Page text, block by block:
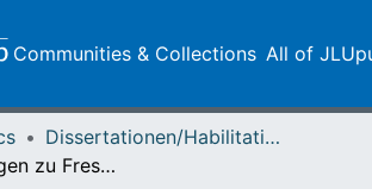
Communities & Collections All of
Dissertationen/Habilitationen
Untersuchungen zu Fressreihenfolgen an Abrufstationen für Sauen und deren Nutzung für ein Gesundheitsmonitoring